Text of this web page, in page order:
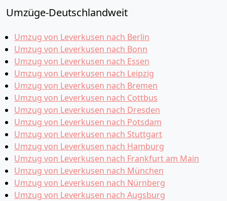
Umzüge-Deutschlandweit
Umzug von Leverkusen nach Berlin
Umzug von Leverkusen nach Bonn
Umzug von Leverkusen nach Essen
Umzug von Leverkusen nach Leipzig
Umzug von Leverkusen nach Bremen
Umzug von Leverkusen nach Cottbus
Umzug von Leverkusen nach Dresden
Umzug von Leverkusen nach Potsdam
Umzug von Leverkusen nach Stuttgart
Umzug von Leverkusen nach Hamburg
Umzug von Leverkusen nach Frankfurt am Main
Umzug von Leverkusen nach München
Umzug von Leverkusen nach Nürnberg
Umzug von Leverkusen nach Augsburg